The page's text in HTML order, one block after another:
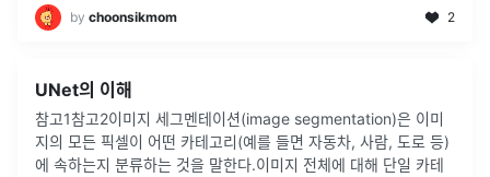
by choonsikmom 2
UNet의 이해
참고1참고2이미지 세그멘테이션(image segmentation)은 이미
지의 모든 픽셀이 어떤 카테고리(예를 들면 자동차, 사람, 도로 등)
에 속하는지 분류하는 것을 말한다.이미지 전체에 대해 단일 카테